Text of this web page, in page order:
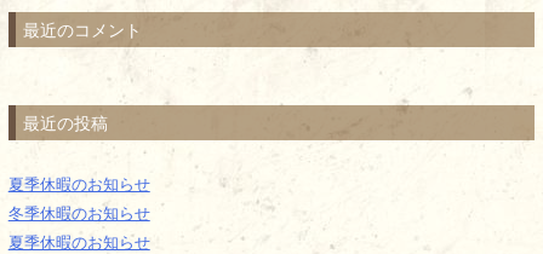
最近のコメント
最近の投稿
夏季休暇のお知らせ
冬季休暇のお知らせ
夏季休暇のお知らせ